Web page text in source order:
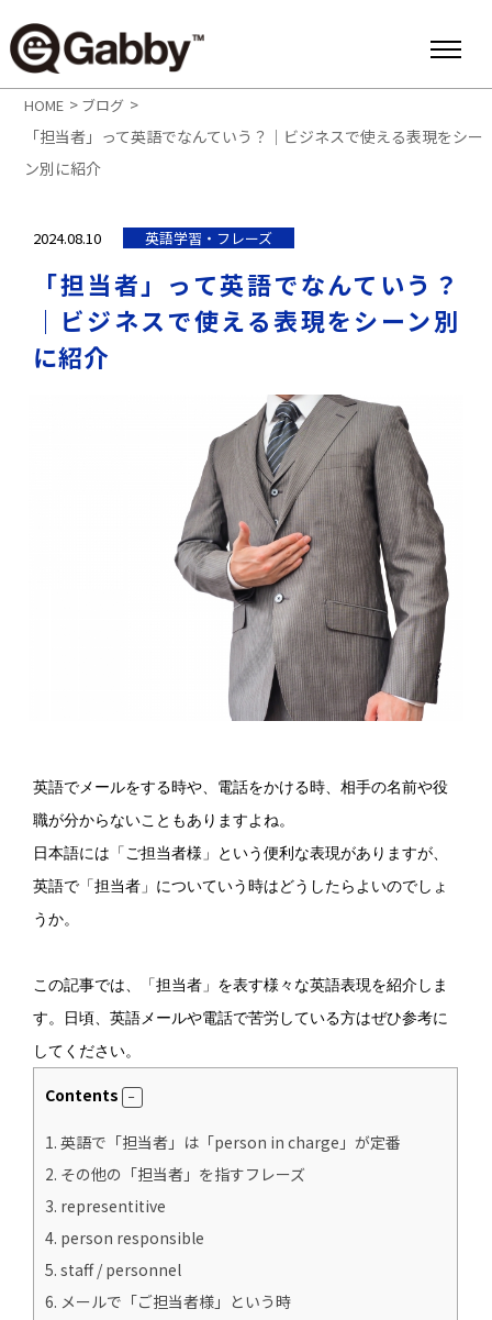
HOME > ブログ >
「担当者」って英語でなんていう？｜ビジネスで使える表現をシー
ン別に紹介
2024.08.10 英語学習・フレーズ
「担当者」って英語でなんていう？
｜ビジネスで使える表現をシーン別
に紹介
英語でメールをする時や、電話をかける時、相手の名前や役
職が分からないこともありますよね。
日本語には「ご担当者様」という便利な表現がありますが、
英語で「担当者」についていう時はどうしたらよいのでしょ
うか。
この記事では、「担当者」を表す様々な英語表現を紹介しま
す。日頃、英語メールや電話で苦労している方はぜひ参考に
してください。
Contents
1. 英語で「担当者」は「person in charge」が定番
2. その他の「担当者」を指すフレーズ
3. representitive
4. person responsible
5. staff / personnel
6. メールで「ご担当者様」という時